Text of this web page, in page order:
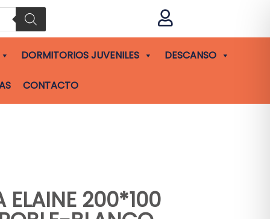

DORMITORIOS JUVENILES DESCANSO
CONTACTO
ELAINE 200*100